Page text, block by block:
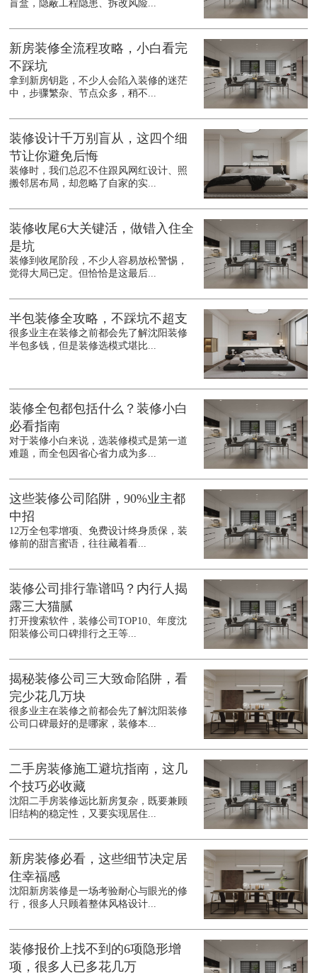
盲盒，隐蔽工程隐患、拆改风险...
新房装修全流程攻略，小白看完
不踩坑
拿到新房钥匙，不少人会陷入装修的迷茫
中，步骤繁杂、节点众多，稍不...
装修设计千万别盲从，这四个细
节让你避免后悔
装修时，我们总忍不住跟风网红设计、照
搬邻居布局，却忽略了自家的实...
装修收尾6大关键活，做错入住全
是坑
装修到收尾阶段，不少人容易放松警惕，
觉得大局已定。但恰恰是这最后...
半包装修全攻略，不踩坑不超支
很多业主在装修之前都会先了解沈阳装修
半包多钱，但是装修选模式堪比...
装修全包都包括什么？装修小白
必看指南
对于装修小白来说，选装修模式是第一道
难题，而全包因省心省力成为多...
这些装修公司陷阱，90%业主都
中招
12万全包零增项、免费设计终身质保，装
修前的甜言蜜语，往往藏着看...
装修公司排行靠谱吗？内行人揭
露三大猫腻
打开搜索软件，装修公司TOP10、年度沈
阳装修公司口碑排行之王等...
揭秘装修公司三大致命陷阱，看
完少花几万块
很多业主在装修之前都会先了解沈阳装修
公司口碑最好的是哪家，装修本...
二手房装修施工避坑指南，这几
个技巧必收藏
沈阳二手房装修远比新房复杂，既要兼顾
旧结构的稳定性，又要实现居住...
新房装修必看，这些细节决定居
住幸福感
沈阳新房装修是一场考验耐心与眼光的修
行，很多人只顾着整体风格设计...
装修报价上找不到的6项隐形增
项，很多人已多花几万